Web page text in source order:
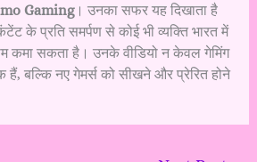
Gaming। उनका सफर यह दिखाता है
के प्रति समर्पण से कोई भी व्यक्ति भारत में
कमा सकता है। उनके वीडियो न केवल गेमिंग
हैं, बल्कि नए गेमर्स को सीखने और प्रेरित होने